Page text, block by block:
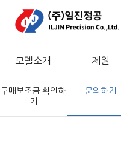
모델소개 제원
구매보조금 확인하
기
문의하기